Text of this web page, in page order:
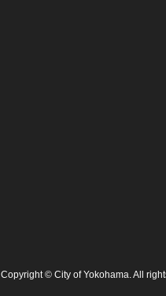
Copyright © City of Yokohama. All